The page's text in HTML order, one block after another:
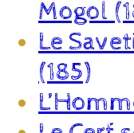
Mogol
Le
(185)